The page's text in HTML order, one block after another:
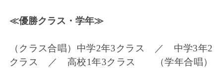
≪優勝クラス・学年≫
（クラス合唱）中学2年3クラス ／ 中学3年2
クラス ／ 高校1年3クラス （学年合唱）